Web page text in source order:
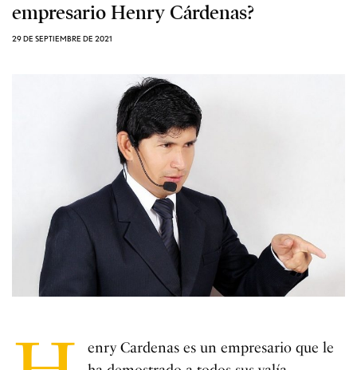
empresario Henry Cárdenas?
29 DE SEPTIEMBRE DE 2021
enry Cardenas es un empresario que le